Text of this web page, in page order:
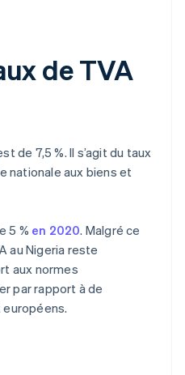
de TVA
de 7,5 %. Il s’agit du taux
nationale aux biens et
5 % en 2020. Malgré ce
au Nigeria reste
aux normes
par rapport à de